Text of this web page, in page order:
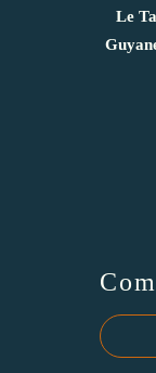
Le